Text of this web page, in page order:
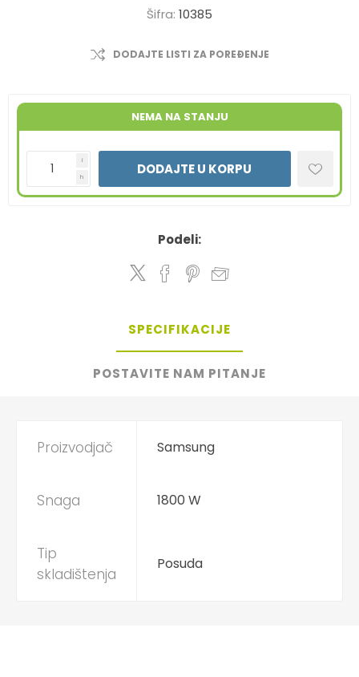
Šifra: 10385
DODAJTE LISTI ZA POREĐENJE
NEMA NA STANJU
i
h DODAJTE U KORPU
Podeli:
SPECIFIKACIJE
POSTAVITE NAM PITANJE
Proizvodjač Samsung
Snaga 1800 W
Tip
skladištenja
Posuda